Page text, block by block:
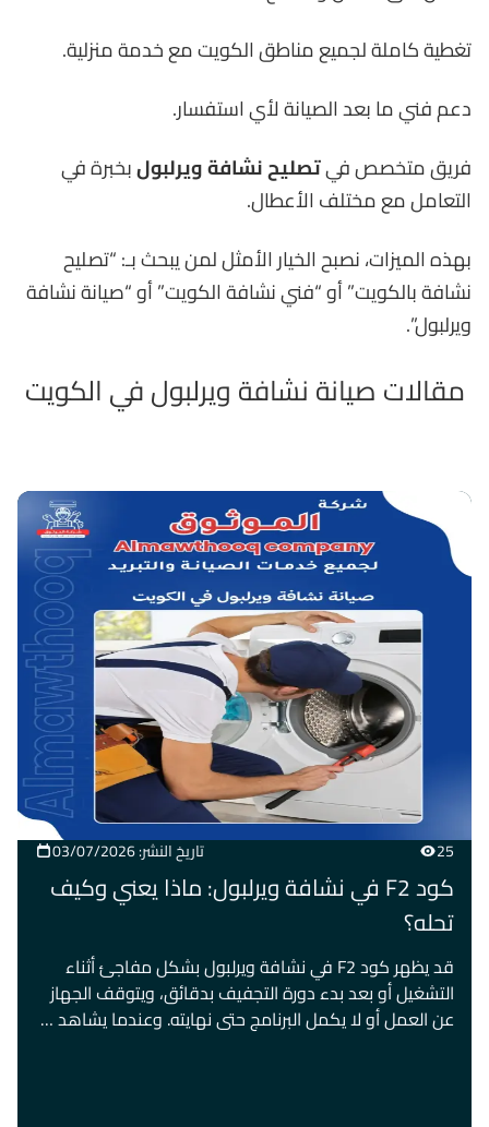
تغطية كاملة لجميع مناطق الكويت مع خدمة منزلية.
دعم فني ما بعد الصيانة لأي استفسار.
فريق متخصص فيتصليح نشافة ويرلبولبخبرة في
التعامل مع مختلف الأعطال.
بهذه الميزات، نصبح الخيار الأمثل لمن يبحث بـ: “تصليح
نشافة بالكويت” أو “فني نشافة الكويت” أو “صيانة نشافة
ويرلبول”.
مقالات صيانة نشافة ويرلبول في الكويت
25 تاريخ النشر: 03/07/2026
كود F2 في نشافة ويرلبول: ماذا يعني وكيف
تحله؟
قد يظهر كود F2 في نشافة ويرلبول بشكل مفاجئ أثناء
التشغيل أو بعد بدء دورة التجفيف بدقائق، ويتوقف الجهاز
عن العمل أو لا يكمل البرنامج حتى نهايته. وعندما يشاهد …